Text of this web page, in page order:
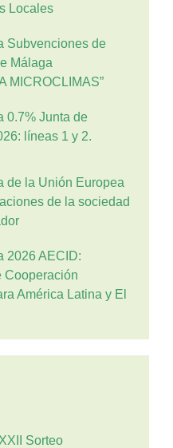
Locales
Subvenciones de
Málaga
MICROCLIMAS”
0.7% Junta de
líneas 1 y 2.
de la Unión Europea
de la sociedad
2026 AECID:
Cooperación
América Latina y El
Sorteo